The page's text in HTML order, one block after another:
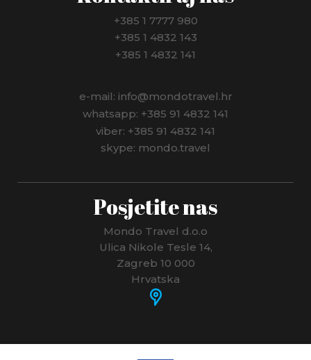
+385 1 7777 980
+385 1 4832 143
+385 1 4832 141
e-mail: info@mondotravel.hr
whatsapp: +385 91 4832 141
viber: +385 91 4832 141
skype: mondo.travel
Posjetite nas
Mondo Travel d.o.o
Ulica Nikole Tesle 14,
Zagreb 10 000
Hrvatska